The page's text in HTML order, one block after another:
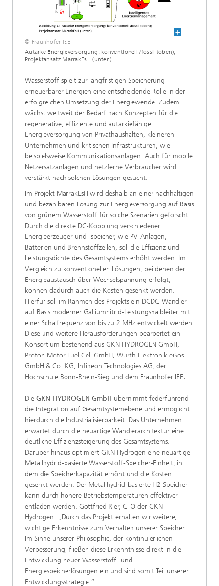
© Fraunhofer IEE
Autarke Energieversorgung: konventionell /fossil (oben);
Projektansatz MarrakEsH (unten)
Wasserstoff spielt zur langfristigen Speicherung
erneuerbarer Energien eine entscheidende Rolle in der
erfolgreichen Umsetzung der Energiewende. Zudem
wächst weltweit der Bedarf nach Konzepten für die
regenerative, effiziente und autarkiefähige
Energieversorgung von Privathaushalten, kleineren
Unternehmen und kritischen Infrastrukturen, wie
beispielsweise Kommunikationsanlagen. Auch für mobile
Netzersatzanlagen und netzferne Verbraucher wird
verstärkt nach solchen Lösungen gesucht.
Im Projekt MarrakEsH wird deshalb an einer nachhaltigen
und bezahlbaren Lösung zur Energieversorgung auf Basis
von grünem Wasserstoff für solche Szenarien geforscht.
Durch die direkte DC-Kopplung verschiedener
Energieerzeuger und -speicher, wie PV-Anlagen,
Batterien und Brennstoffzellen, soll die Effizienz und
Leistungsdichte des Gesamtsystems erhöht werden. Im
Vergleich zu konventionellen Lösungen, bei denen der
Energieaustausch über Wechselspannung erfolgt,
können dadurch auch die Kosten gesenkt werden.
Hierfür soll im Rahmen des Projekts ein DCDC-Wandler
auf Basis moderner Galliumnitrid-Leistungshalbleiter mit
einer Schalfrequenz von bis zu 2 MHz entwickelt werden.
Diese und weitere Herausforderungen bearbeitet ein
Konsortium bestehend aus GKN HYDROGEN GmbH,
Proton Motor Fuel Cell GmbH, Würth Elektronik eiSos
GmbH & Co. KG, Infineon Technologies AG, der
Hochschule Bonn-Rhein-Sieg und dem Fraunhofer IEE.
Die GKN HYDROGEN GmbH übernimmt federführend
die Integration auf Gesamtsystemebene und ermöglicht
hierdurch die Industrialisierbarkeit. Das Unternehmen
erwartet durch die neuartige Wandlerarchitektur eine
deutliche Effizienzsteigerung des Gesamtsystems.
Darüber hinaus optimiert GKN Hydrogen eine neuartige
Metallhydrid-basierte Wasserstoff-Speicher-Einheit, in
dem die Speicherkapazität erhöht und die Kosten
gesenkt werden. Der Metallhydrid-basierte H2 Speicher
kann durch höhere Betriebstemperaturen effektiver
entladen werden. Gottfried Rier, CTO der GKN
Hydrogen: „Durch das Projekt erhalten wir weitere,
wichtige Erkenntnisse zum Verhalten unserer Speicher.
Im Sinne unserer Philosophie, der kontinuierlichen
Verbesserung, fließen diese Erkenntnisse direkt in die
Entwicklung neuer Wasserstoff- und
Energiespeicherlösungen ein und sind somit Teil unserer
Entwicklungsstrategie.“